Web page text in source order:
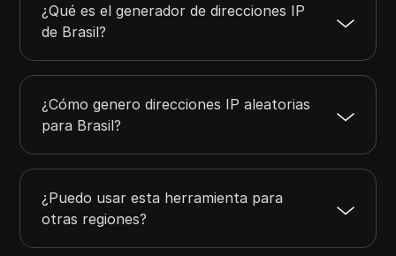
¿Qué es el generador de direcciones IP
de Brasil?
¿Cómo genero direcciones IP aleatorias
para Brasil?
¿Puedo usar esta herramienta para
otras regiones?